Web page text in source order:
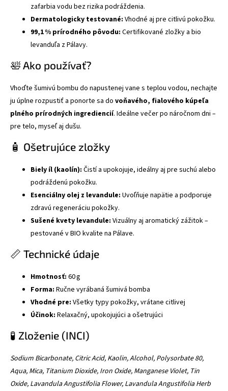
zafarbia vodu bez rizika podráždenia.
Dermatologicky testované: Vhodné aj pre citlivú pokožku.
99,1 % prírodného pôvodu: Certifikované zložky a bio
levanduľa z Pálavy.
🛀 Ako používať?
Vhoďte šumivú bombu do napustenej vane s teplou vodou, nechajte
ju úplne rozpustiť a ponorte sa do voňavého, fialového kúpeľa
plného prírodných ingrediencií. Ideálne večer po náročnom dni –
pre telo, myseľ aj dušu.
🧴 Ošetrujúce zložky
Biely íl (kaolín): Čistí a upokojuje, ideálny aj pre suchú alebo
podráždenú pokožku.
Esenciálny olej z levandule: Uvoľňuje napätie a podporuje
zdravú regeneráciu pokožky.
Sušené kvety levandule: Vizuálny aj aromatický zážitok –
pestované v BIO kvalite na Pálave.
📏 Technické údaje
Hmotnosť: 60 g
Forma: Ručne vyrábaná šumivá bomba
Vhodné pre: Všetky typy pokožky, vrátane citlivej
Účinok: Relaxačný, upokojujúci a ošetrujúci
🧪 Zloženie (INCI)
Sodium Bicarbonate, Citric Acid, Kaolin, Alcohol, Polysorbate 80,
Aqua, Mica, Titanium Dioxide, Iron Oxide, Manganese Violet, Tin
Oxide, Lavandula Angustifolia Flower, Lavandula Angustifolia Herb